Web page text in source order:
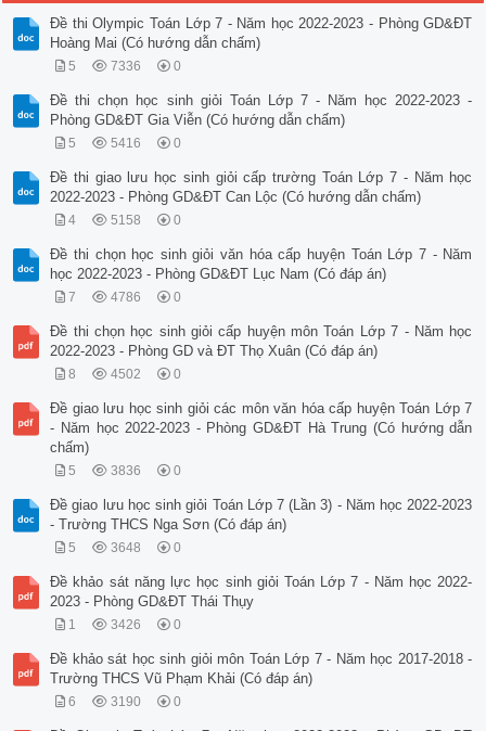
Đề thi Olympic Toán Lớp 7 - Năm học 2022-2023 - Phòng GD&ĐT
Hoàng Mai (Có hướng dẫn chấm)
5 7336 0
Đề thi chọn học sinh giỏi Toán Lớp 7 - Năm học 2022-2023 -
Phòng GD&ĐT Gia Viễn (Có hướng dẫn chấm)
5 5416 0
Đề thi giao lưu học sinh giỏi cấp trường Toán Lớp 7 - Năm học
2022-2023 - Phòng GD&ĐT Can Lộc (Có hướng dẫn chấm)
4 5158 0
Đề thi chọn học sinh giỏi văn hóa cấp huyện Toán Lớp 7 - Năm
học 2022-2023 - Phòng GD&ĐT Lục Nam (Có đáp án)
7 4786 0
Đề thi chọn học sinh giỏi cấp huyện môn Toán Lớp 7 - Năm học
2022-2023 - Phòng GD và ĐT Thọ Xuân (Có đáp án)
8 4502 0
Đề giao lưu học sinh giỏi các môn văn hóa cấp huyện Toán Lớp 7
- Năm học 2022-2023 - Phòng GD&ĐT Hà Trung (Có hướng dẫn
chấm)
5 3836 0
Đề giao lưu học sinh giỏi Toán Lớp 7 (Lần 3) - Năm học 2022-2023
- Trường THCS Nga Sơn (Có đáp án)
5 3648 0
Đề khảo sát năng lực học sinh giỏi Toán Lớp 7 - Năm học 2022-
2023 - Phòng GD&ĐT Thái Thụy
1 3426 0
Đề khảo sát học sinh giỏi môn Toán Lớp 7 - Năm học 2017-2018 -
Trường THCS Vũ Phạm Khải (Có đáp án)
6 3190 0